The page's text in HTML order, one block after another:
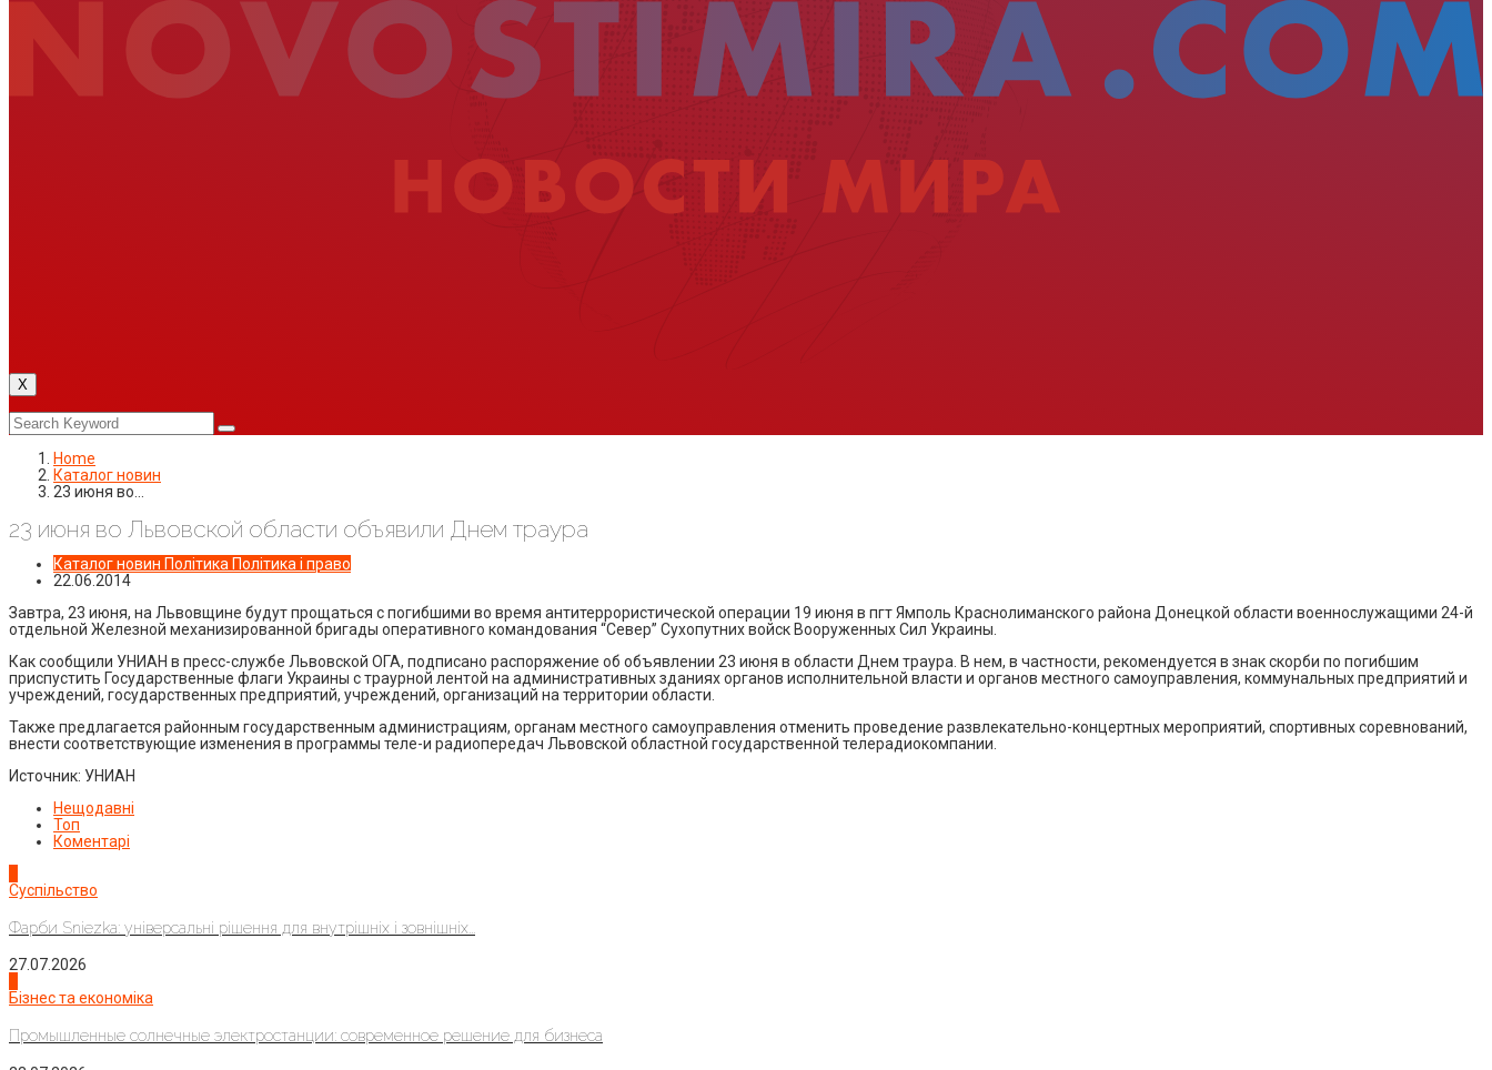
X
Home
Каталог новин
23 июня во…
23 июня во Львовской области объявили Днем траура
Каталог новин Політика Політика і право
22.06.2014
Завтра, 23 июня, на Львовщине будут прощаться с погибшими во время антитеррористической операции 19 июня в пгт Ямполь Краснолиманского района Донецкой области военнослужащими 24-й
отдельной Железной механизированной бригады оперативного командования “Север” Cухопутних войск Вооруженных Сил Украины.
Как сообщили УНИАН в пресс-службе Львовской ОГА, подписано распоряжение об объявлении 23 июня в области Днем траура. В нем, в частности, рекомендуется в знак скорби по погибшим
приспустить Государственные флаги Украины с траурной лентой на административных зданиях органов исполнительной власти и органов местного самоуправления, коммунальных предприятий и
учреждений, государственных предприятий, учреждений, организаций на территории области.
Также предлагается районным государственным администрациям, органам местного самоуправления отменить проведение развлекательно-концертных мероприятий, спортивных соревнований,
внести соответствующие изменения в программы теле-и радиопередач Львовской областной государственной телерадиокомпании.
Источник: УНИАН
Нещодавні
Топ
Коментарі
Суспільство
Фарби Sniezka: універсальні рішення для внутрішніх і зовнішніх...
27.07.2026
Бізнес та економіка
Промышленные солнечные электростанции: современное решение для бизнеса